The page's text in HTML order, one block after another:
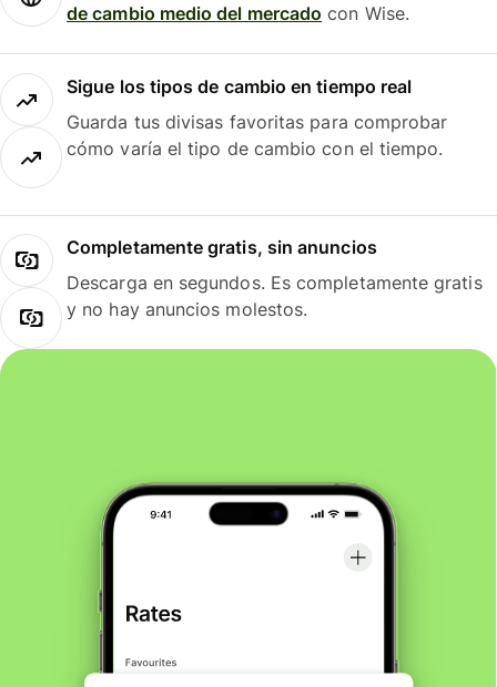
de cambio medio del mercado con Wise.
Sigue los tipos de cambio en tiempo real
Guarda tus divisas favoritas para comprobar
cómo varía el tipo de cambio con el tiempo.
Completamente gratis, sin anuncios
Descarga en segundos. Es completamente gratis
y no hay anuncios molestos.